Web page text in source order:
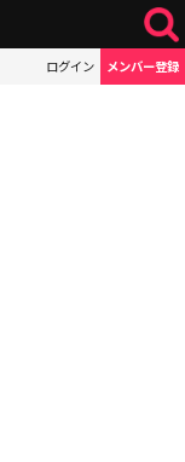
ログイン メンバー登録